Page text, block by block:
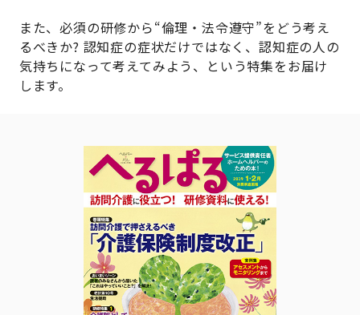
また、必須の研修から“倫理・法令遵守”をどう考え
るべきか? 認知症の症状だけではなく、認知症の人の
気持ちになって考えてみよう、という特集をお届け
します。